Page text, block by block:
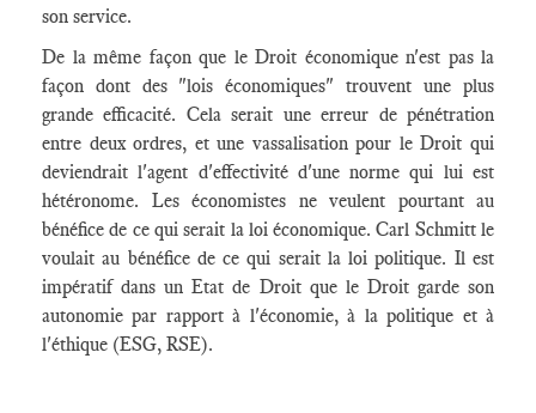
son service.
De la même façon que le Droit économique n'est pas la
façon dont des "lois économiques" trouvent une plus
grande efficacité. Cela serait une erreur de pénétration
entre deux ordres, et une vassalisation pour le Droit qui
deviendrait l'agent d'effectivité d'une norme qui lui est
hétéronome. Les économistes ne veulent pourtant au
bénéfice de ce qui serait la loi économique. Carl Schmitt le
voulait au bénéfice de ce qui serait la loi politique. Il est
impératif dans un Etat de Droit que le Droit garde son
autonomie par rapport à l'économie, à la politique et à
l'éthique (ESG, RSE).